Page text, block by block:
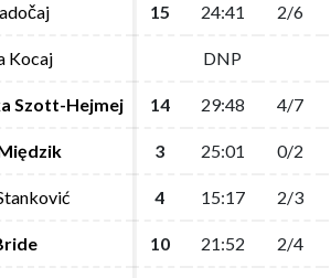
15 24:41 2/6
Kocaj DNP
Szott-Hejmej 14 29:48 4/7
3 25:01 0/2
4 15:17 2/3
10 21:52 2/4
15 24:41 2/6
Kocaj DNP
Szott-Hejmej 14 29:48 4/7
3 25:01 0/2
4 15:17 2/3
10 21:52 2/4